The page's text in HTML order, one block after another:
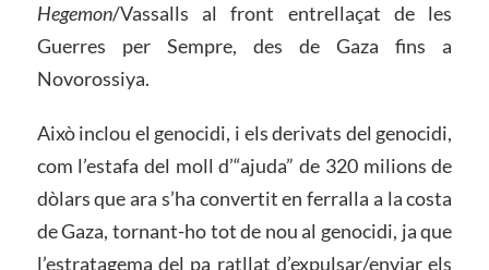
Hegemon/Vassalls al front entrellaçat de les
Guerres per Sempre, des de Gaza fins a
Novorossiya.
Això inclou el genocidi, i els derivats del genocidi,
com l’estafa del moll d’“ajuda” de 320 milions de
dòlars que ara s’ha convertit en ferralla a la costa
de Gaza, tornant-ho tot de nou al genocidi, ja que
l’estratagema del pa ratllat d’expulsar/enviar els